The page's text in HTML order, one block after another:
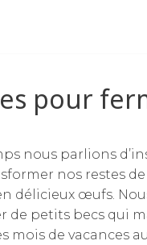
pour
nous parlions
nos restes
délicieux œufs.
de petits becs qui
mois de vacances